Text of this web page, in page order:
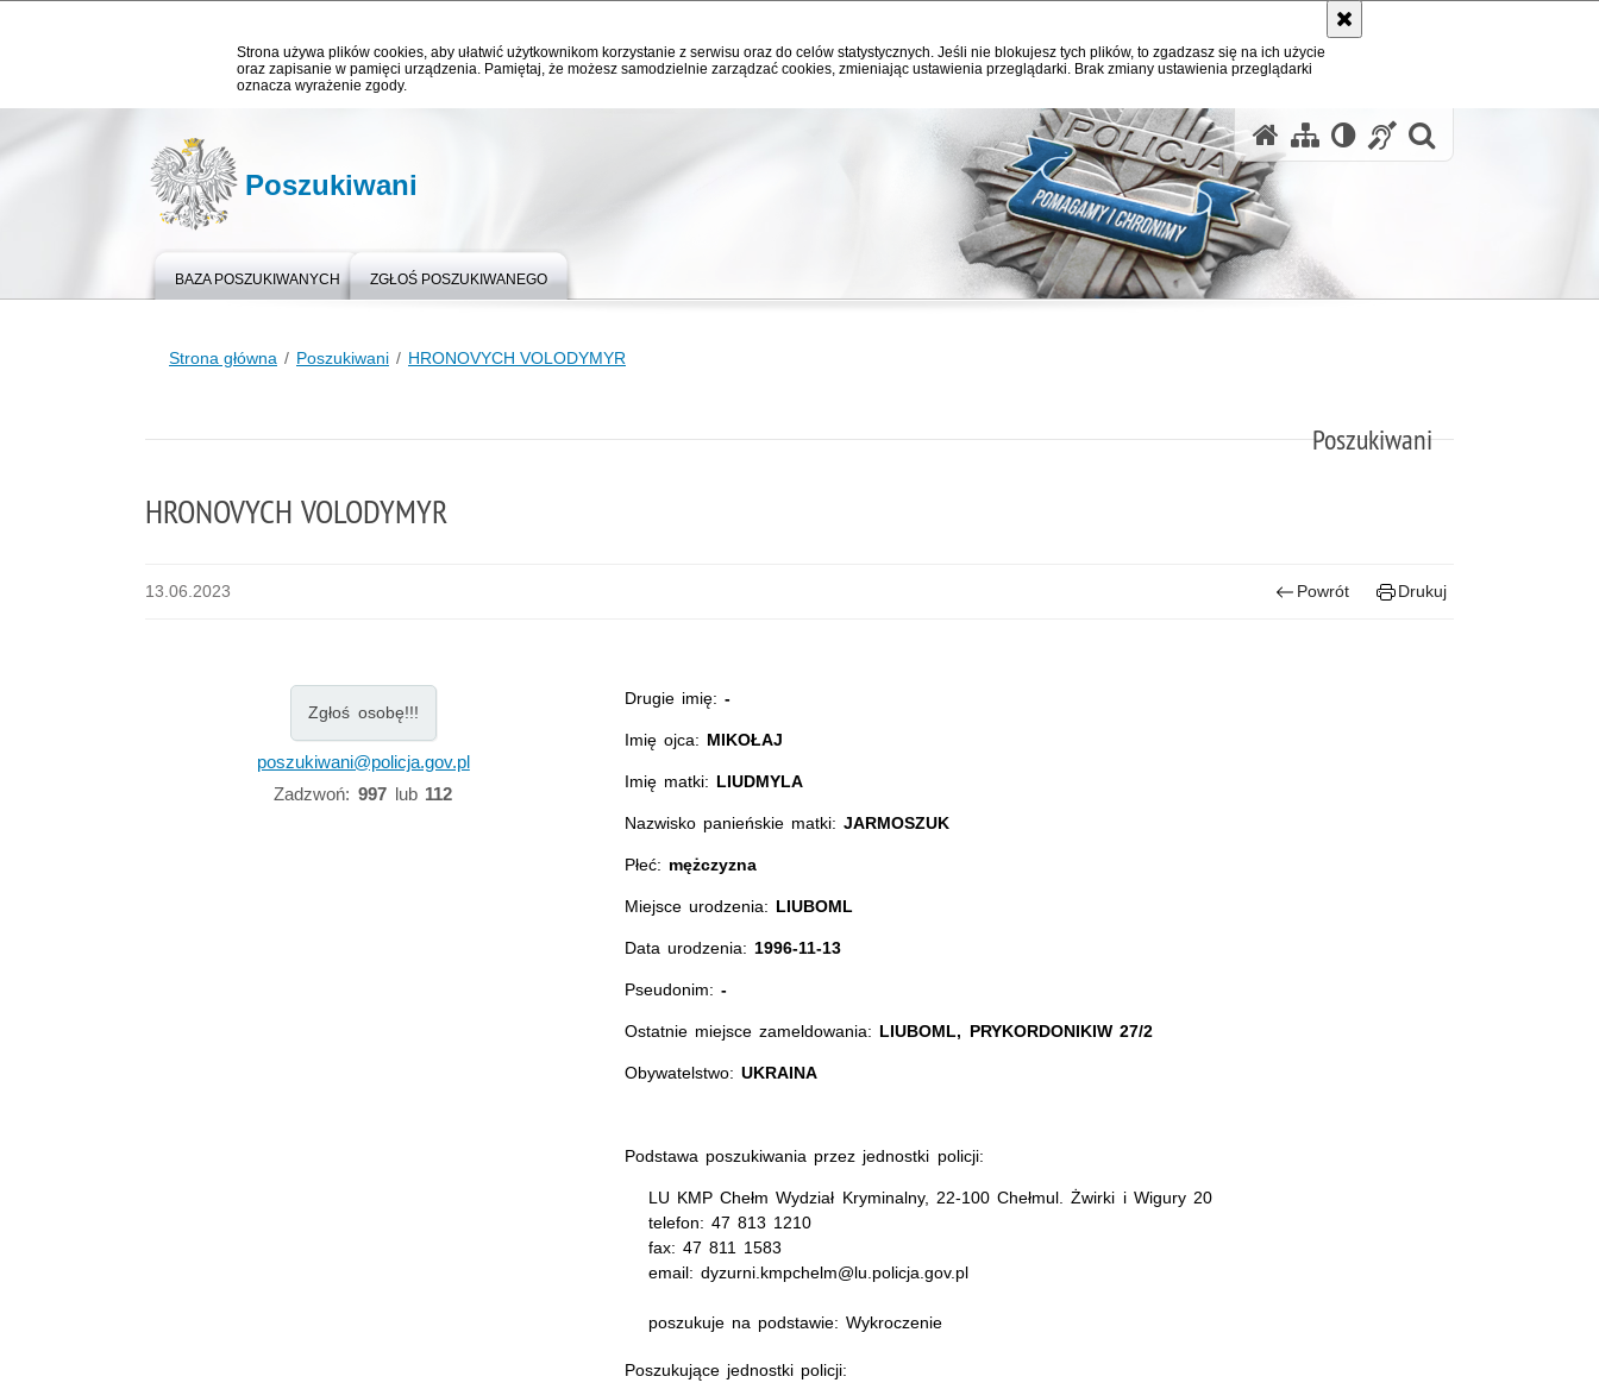
Strona używa plików cookies, aby ułatwić użytkownikom korzystanie z serwisu oraz do celów statystycznych. Jeśli nie blokujesz tych plików, to zgadzasz się na ich użycie
oraz zapisanie w pamięci urządzenia. Pamiętaj, że możesz samodzielnie zarządzać cookies, zmieniając ustawienia przeglądarki. Brak zmiany ustawienia przeglądarki
oznacza wyrażenie zgody.
Poszukiwani
BAZA POSZUKIWANYCH ZGŁOŚ POSZUKIWANEGO
Strona główna Poszukiwani HRONOVYCH VOLODYMYR
Poszukiwani
HRONOVYCH VOLODYMYR
13.06.2023 Powrót Drukuj
Zgłoś osobę!!!
poszukiwani@policja.gov.pl
Zadzwoń: 997lub 112
Drugie imię:-
Imię ojca: MIKOŁAJ
Imię matki: LIUDMYLA
Nazwisko panieńskie matki:JARMOSZUK
Płeć: mężczyzna
Miejsce urodzenia: LIUBOML
Data urodzenia: 1996-11-13
Pseudonim: -
Ostatnie miejsce zameldowania: LIUBOML, PRYKORDONIKIW 27/2
Obywatelstwo: UKRAINA
Podstawa poszukiwania przez jednostki policji:
LU KMP Chełm Wydział Kryminalny, 22-100 Chełmul. Żwirki i Wigury 20
telefon: 47 813 1210
fax: 47 811 1583
email: dyzurni.kmpchelm@lu.policja.gov.pl
poszukuje na podstawie: Wykroczenie
Poszukujące jednostki policji: